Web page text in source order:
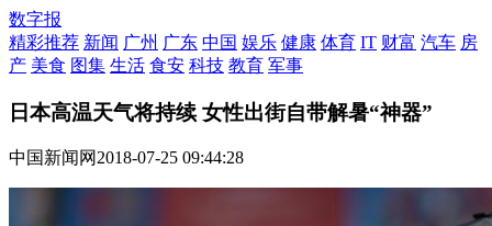
数字报
精彩推荐 新闻 广州 广东 中国 娱乐 健康 体育 IT 财富 汽车 房
产 美食 图集 生活 食安 科技 教育 军事
日本高温天气将持续 女性出街自带解暑“神器”
中国新闻网2018-07-25 09:44:28